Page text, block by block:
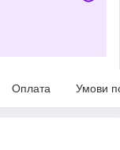
Оплата Умови